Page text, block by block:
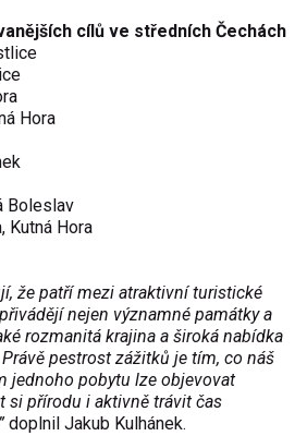
cílů ve středních Čechách
Hora
Boleslav
Kutná Hora
že patří mezi atraktivní turistické
nejen významné památky a
rozmanitá krajina a široká nabídka
pestrost zážitků je tím, co náš
jednoho pobytu lze objevovat
si přírodu i aktivně trávit čas
doplnil Jakub Kulhánek.